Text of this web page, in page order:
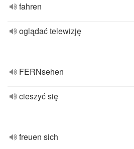
fahren
oglądać telewizję
FERNsehen
cieszyć się
freuen sich